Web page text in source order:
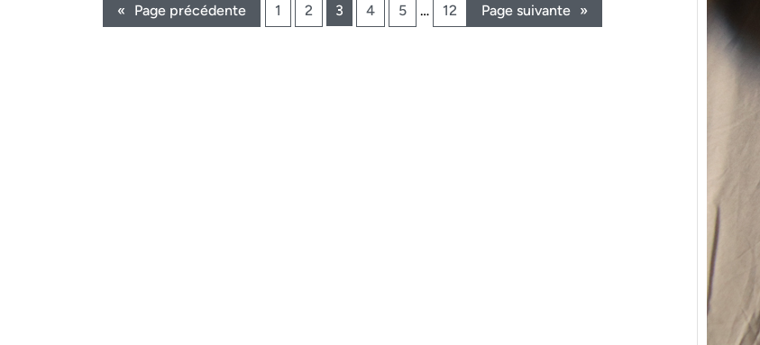
« Page précédente 1 2 3 4 5 … 12 Page suivante »